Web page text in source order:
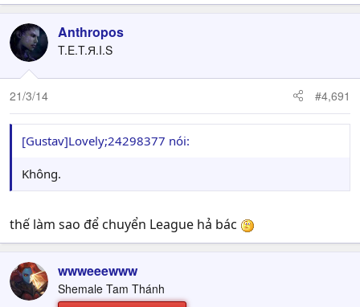
Anthropos
T.E.T.Я.I.S
21/3/14 #4,691
[Gustav]Lovely;24298377 nói:
Không.
thế làm sao để chuyển League hả bác
wwweeewww
Shemale Tam Thánh